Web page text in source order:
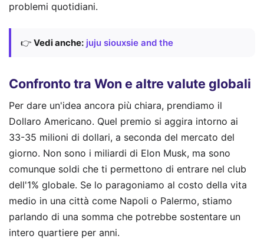
problemi quotidiani.
👉 Vedi anche: juju siouxsie and the
Confronto tra Won e altre valute globali
Per dare un'idea ancora più chiara, prendiamo il
Dollaro Americano. Quel premio si aggira intorno ai
33-35 milioni di dollari, a seconda del mercato del
giorno. Non sono i miliardi di Elon Musk, ma sono
comunque soldi che ti permettono di entrare nel club
dell'1% globale. Se lo paragoniamo al costo della vita
medio in una città come Napoli o Palermo, stiamo
parlando di una somma che potrebbe sostentare un
intero quartiere per anni.